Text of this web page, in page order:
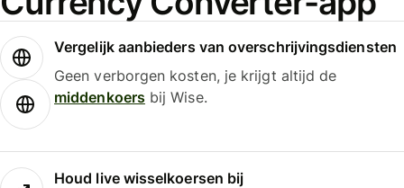
Vergelijk aanbieders van overschrijvingsdiensten
Geen verborgen kosten, je krijgt altijd de
middenkoersbij Wise.
Houd live wisselkoersen bij